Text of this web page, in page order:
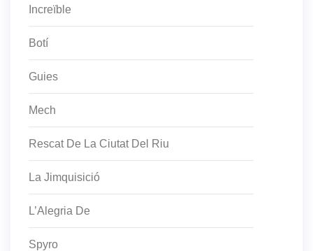
Increïble
Botí
Guies
Mech
Rescat De La Ciutat Del Riu
La Jimquisició
L’Alegria De
Spyro